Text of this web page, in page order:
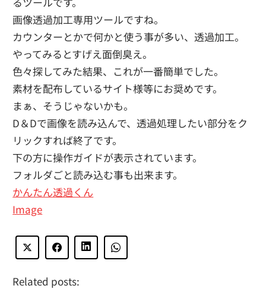
画像透過加工専用ツールですね。
カウンターとかで何かと使う事が多い、透過加工。
やってみるとすげえ面倒臭え。
色々探してみた結果、これが一番簡単でした。
素材を配布しているサイト様等にお奨めです。
まぁ、そうじゃないかも。
D＆Dで画像を読み込んで、透過処理したい部分をク
リックすれば終了です。
下の方に操作ガイドが表示されています。
フォルダごと読み込む事も出来ます。
かんたん透過くん
Image
Related posts: